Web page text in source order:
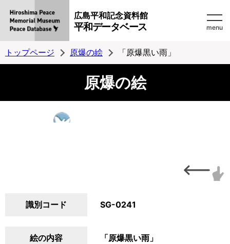
広島平和記念資料館
平和データベース menu
トップページ 原爆の絵 「原爆黒い雨」
原爆の絵
識別コード SG-0241
絵の内容 「原爆黒い雨」